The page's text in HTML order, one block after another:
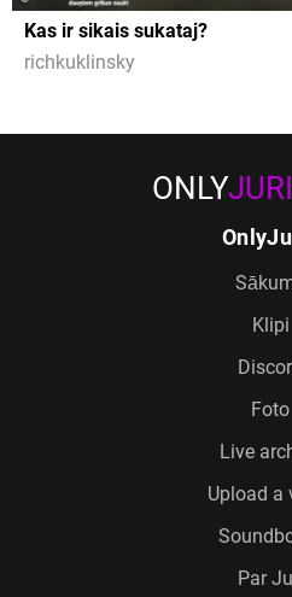
Kas ir sikais sukataj?
richkuklinsky
ONLY
Klipi
Foto
Live
Upload a
Par